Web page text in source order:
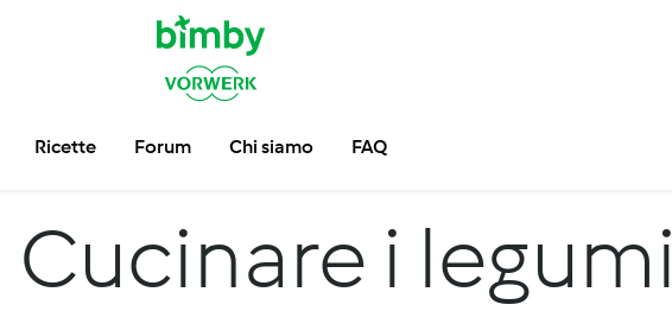
Ricette Forum Chi siamo FAQ
Cucinare i legumi